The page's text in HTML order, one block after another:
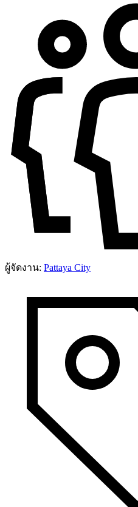
ผู้จัดงาน: Pattaya City